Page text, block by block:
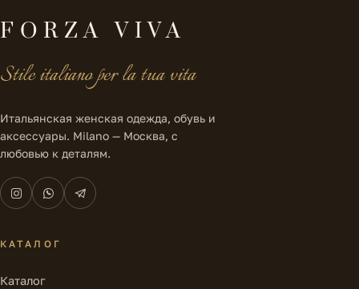
FORZA VIVA
Stile italiano per la tua vita
Итальянская женская одежда, обувь и
аксессуары. Milano — Москва, с
любовью к деталям.
КАТАЛОГ
Каталог